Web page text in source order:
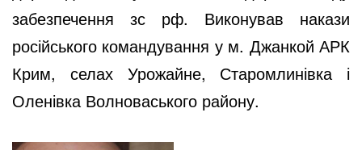
забезпечення зс рф. Виконував накази
російського командування у м. Джанкой АРК
Крим, селах Урожайне, Старомлинівка і
Оленівка Волноваського району.